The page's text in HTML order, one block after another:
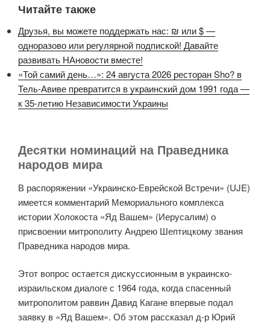
Читайте также
Друзья, вы можете поддержать нас: ₪ или $ —
одноразово или регулярной подпиской! Давайте
развивать НАновости вместе!
«Той самий день…»: 24 августа 2026 ресторан Sho? в
Тель-Авиве превратится в украинский дом 1991 года —
к 35-летию Независимости Украины
Десятки номинаций на Праведника
народов мира
В распоряжении «Украинско-Еврейской Встречи» (UJE)
имеется комментарий Мемориального комплекса
истории Холокоста «Яд Вашем» (Иерусалим) о
присвоении митрополиту Андрею Шептицкому звания
Праведника народов мира.
Этот вопрос остается дискуссионным в украинско-
израильском диалоге с 1964 года, когда спасенный
митрополитом раввин Давид Кагане впервые подал
заявку в «Яд Вашем». Об этом рассказал д-р Юрий